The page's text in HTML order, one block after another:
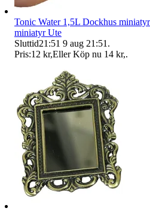
Tonic Water 1,5L Dockhus
miniatyr Ute
Sluttid21:51 9 aug 21:51 .
Pris:12 kr,Eller Köp nu 14 kr,.